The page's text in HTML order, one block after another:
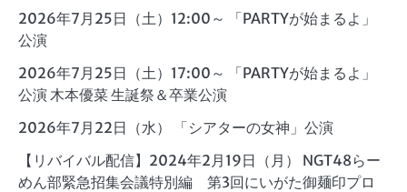
2026年7月25日（土）12:00～ 「PARTYが始まるよ」
公演
2026年7月25日（土）17:00～ 「PARTYが始まるよ」
公演 木本優菜 生誕祭＆卒業公演
2026年7月22日（水） 「シアターの女神」公演
【リバイバル配信】2024年2月19日（月） NGT48らー
めん部緊急招集会議特別編 第3回にいがた御麺印プロ